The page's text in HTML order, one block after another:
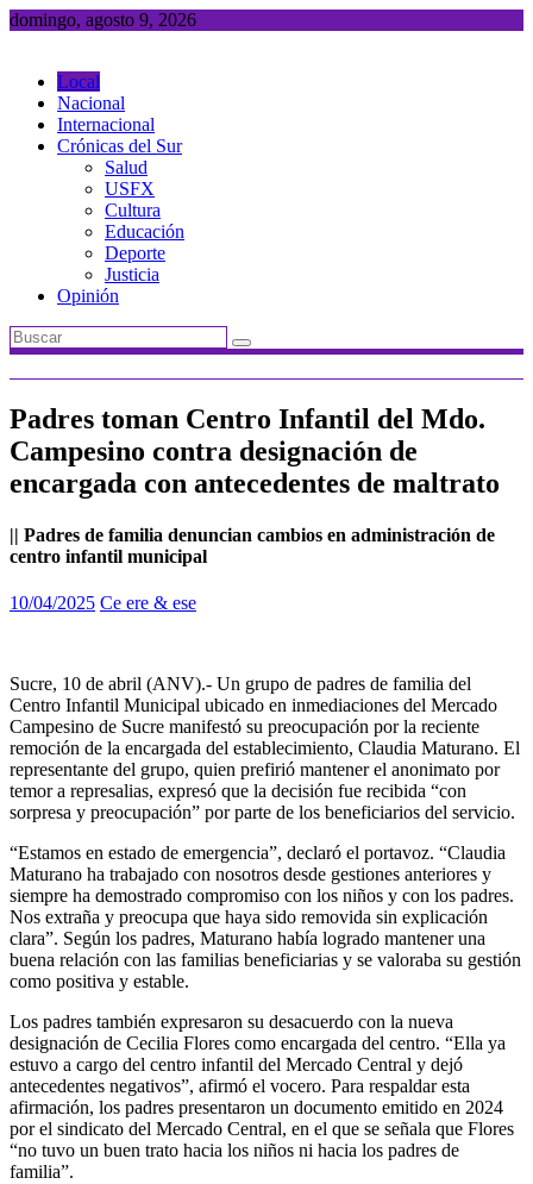
Saltar
domingo, agosto 9, 2026
Local
Nacional
Internacional
Crónicas del Sur
Salud
USFX
Cultura
Educación
Deporte
Justicia
Opinión
Padres toman Centro Infantil del Mdo.
Campesino contra designación de
encargada con antecedentes de maltrato
|| Padres de familia denuncian cambios en administración de
centro infantil municipal
10/04/2025 Ce ere & ese
Sucre, 10 de abril (ANV).- Un grupo de padres de familia del
Centro Infantil Municipal ubicado en inmediaciones del Mercado
Campesino de Sucre manifestó su preocupación por la reciente
remoción de la encargada del establecimiento, Claudia Maturano. El
representante del grupo, quien prefirió mantener el anonimato por
temor a represalias, expresó que la decisión fue recibida “con
sorpresa y preocupación” por parte de los beneficiarios del servicio.
“Estamos en estado de emergencia”, declaró el portavoz. “Claudia
Maturano ha trabajado con nosotros desde gestiones anteriores y
siempre ha demostrado compromiso con los niños y con los padres.
Nos extraña y preocupa que haya sido removida sin explicación
clara”. Según los padres, Maturano había logrado mantener una
buena relación con las familias beneficiarias y se valoraba su gestión
como positiva y estable.
Los padres también expresaron su desacuerdo con la nueva
designación de Cecilia Flores como encargada del centro. “Ella ya
estuvo a cargo del centro infantil del Mercado Central y dejó
antecedentes negativos”, afirmó el vocero. Para respaldar esta
afirmación, los padres presentaron un documento emitido en 2024
por el sindicato del Mercado Central, en el que se señala que Flores
“no tuvo un buen trato hacia los niños ni hacia los padres de
familia”.